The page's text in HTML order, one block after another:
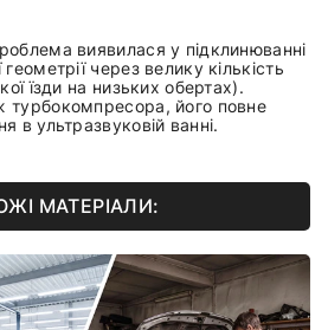
виявилася у підклинюванні
через велику кількість
їзди на низьких обертах).
турбокомпресора, його повне
в ультразвуковій ванні.
МАТЕРІАЛИ: